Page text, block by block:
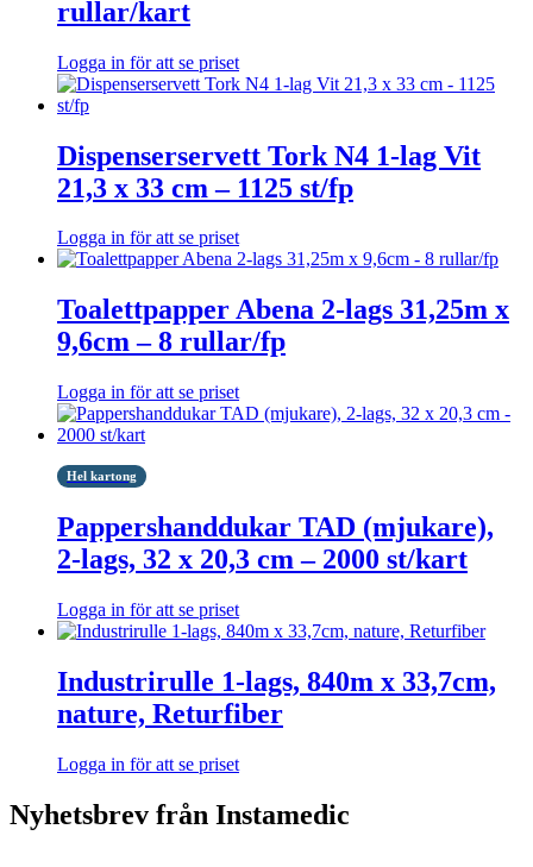
rullar/kart
Logga in för att se priset
Dispenserservett Tork N4 1-lag Vit
21,3 x 33 cm – 1125 st/fp
Logga in för att se priset
Toalettpapper Abena 2-lags 31,25m x
9,6cm – 8 rullar/fp
Logga in för att se priset
Hel kartong
Pappershanddukar TAD (mjukare),
2-lags, 32 x 20,3 cm – 2000 st/kart
Logga in för att se priset
Industrirulle 1-lags, 840m x 33,7cm,
nature, Returfiber
Logga in för att se priset
Nyhetsbrev från Instamedic